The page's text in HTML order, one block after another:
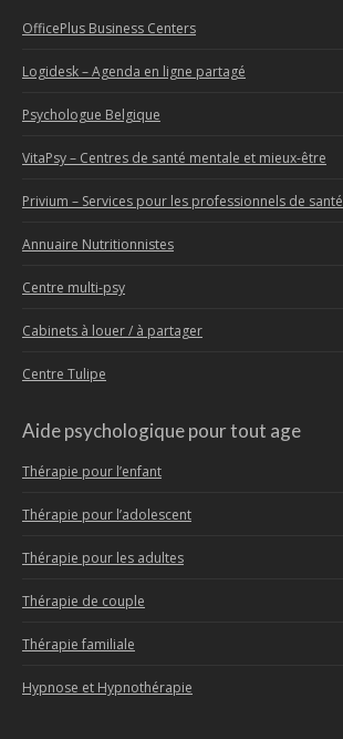
OfficePlus Business Centers
Logidesk – Agenda en ligne partagé
Psychologue Belgique
VitaPsy – Centres de santé mentale et mieux-être
Privium – Services pour les professionnels de santé
Annuaire Nutritionnistes
Centre multi-psy
Cabinets à louer / à partager
Centre Tulipe
Aide psychologique pour tout age
Thérapie pour l’enfant
Thérapie pour l’adolescent
Thérapie pour les adultes
Thérapie de couple
Thérapie familiale
Hypnose et Hypnothérapie